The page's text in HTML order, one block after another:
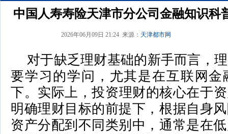
中国人寿寿险天津市分公司金融知识科
2026年06月09日 21:24 来源： 天津都市网
对于缺乏理财基础的新手而言，
要学习的学问，尤其是在互联网金
下。实际上，投资理财的核心在于
明确理财目标的前提下，根据自身
资产分配到不同类别中，通常是在